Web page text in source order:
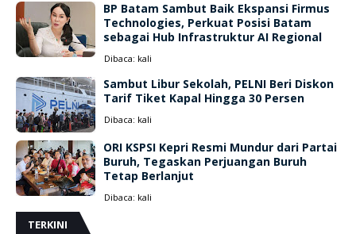
BP Batam Sambut Baik Ekspansi Firmus
Technologies, Perkuat Posisi Batam
sebagai Hub Infrastruktur AI Regional
Dibaca: kali
Sambut Libur Sekolah, PELNI Beri Diskon
Tarif Tiket Kapal Hingga 30 Persen
Dibaca: kali
ORI KSPSI Kepri Resmi Mundur dari Partai
Buruh, Tegaskan Perjuangan Buruh
Tetap Berlanjut
Dibaca: kali
TERKINI